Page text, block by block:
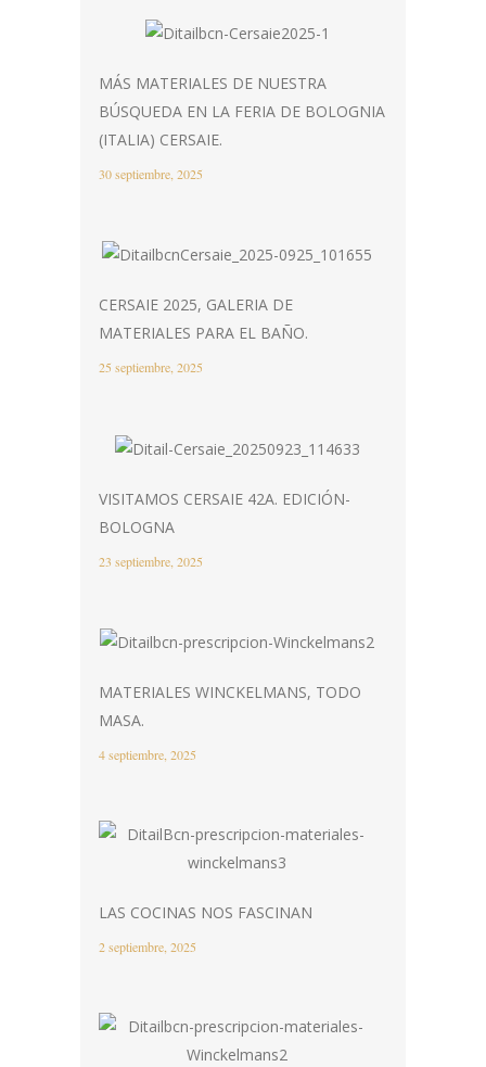
MÁS MATERIALES DE NUESTRA
BÚSQUEDA EN LA FERIA DE BOLOGNIA
(ITALIA) CERSAIE.
30 septiembre, 2025
CERSAIE 2025, GALERIA DE
MATERIALES PARA EL BAÑO.
25 septiembre, 2025
VISITAMOS CERSAIE 42A. EDICIÓN-
BOLOGNA
23 septiembre, 2025
MATERIALES WINCKELMANS, TODO
MASA.
4 septiembre, 2025
LAS COCINAS NOS FASCINAN
2 septiembre, 2025